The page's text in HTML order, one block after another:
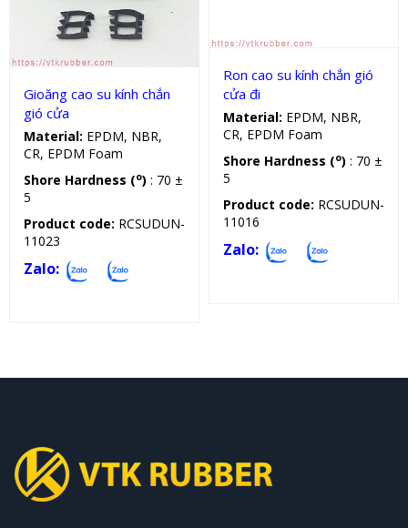
Ron cao su kính chắn gió
cửa đi
Material: EPDM, NBR,
CR, EPDM Foam
Shore Hardness (o) : 70 ±
5
Product code: RCSUDUN-
11016
Zalo:
Gioăng chèn kín
Gioăng cao su kính chắn
gió cửa
Material: EPDM, NBR,
CR, EPDM Foam
Shore Hardness (o) : 70 ±
5
Product code: RCSUDUN-
11023
Zalo: